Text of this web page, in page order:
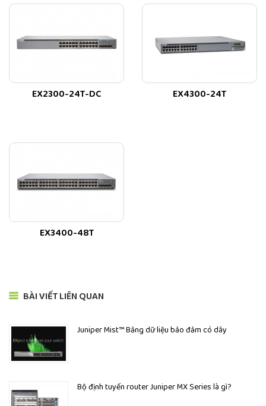
EX2300-24T-DC EX4300-24T
EX3400-48T
BÀI VIẾT LIÊN QUAN
Juniper Mist™ Bảng dữ liệu bảo đảm có dây
Bộ định tuyến router Juniper MX Series là gì?